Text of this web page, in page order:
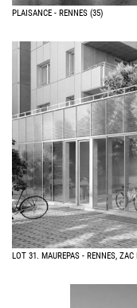
PLAISANCE - RENNES (35)
LOT 31. MAUREPAS - RENNES, ZAC